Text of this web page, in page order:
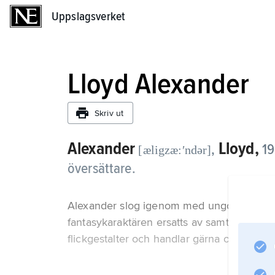
Uppslagsverket
Lloyd Alexander
Skriv ut
Alexander [æligzæ:ʹndər], Lloyd,
översättare.
Alexander slog igenom med
fantasykaraktären ersatts av samtidskritik.
flickgestalter och handlar gärna om